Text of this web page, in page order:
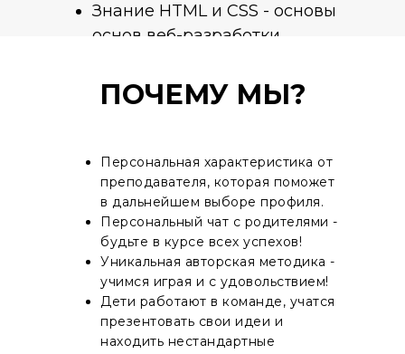
Знание HTML и CSS - основы
основ веб-разработки
ПОЧЕМУ МЫ?
Персональная характеристика от
преподавателя, которая поможет
в дальнейшем выборе профиля.
Персональный чат с родителями -
будьте в курсе всех успехов!
Уникальная авторская методика -
учимся играя и с удовольствием!
Дети работают в команде, учатся
презентовать свои идеи и
находить нестандартные